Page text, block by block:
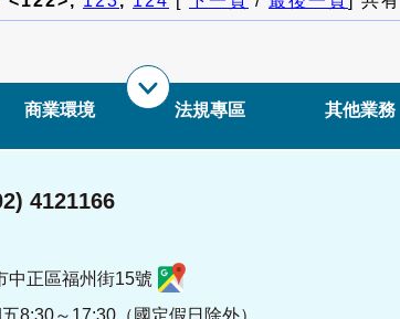
商業環境 法規專區 其他業務
4121166
中正區福州街15號
8:30～17:30（國定假日除外）